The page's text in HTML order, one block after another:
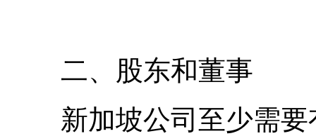
二、股东和董事
新加坡公司至少需要